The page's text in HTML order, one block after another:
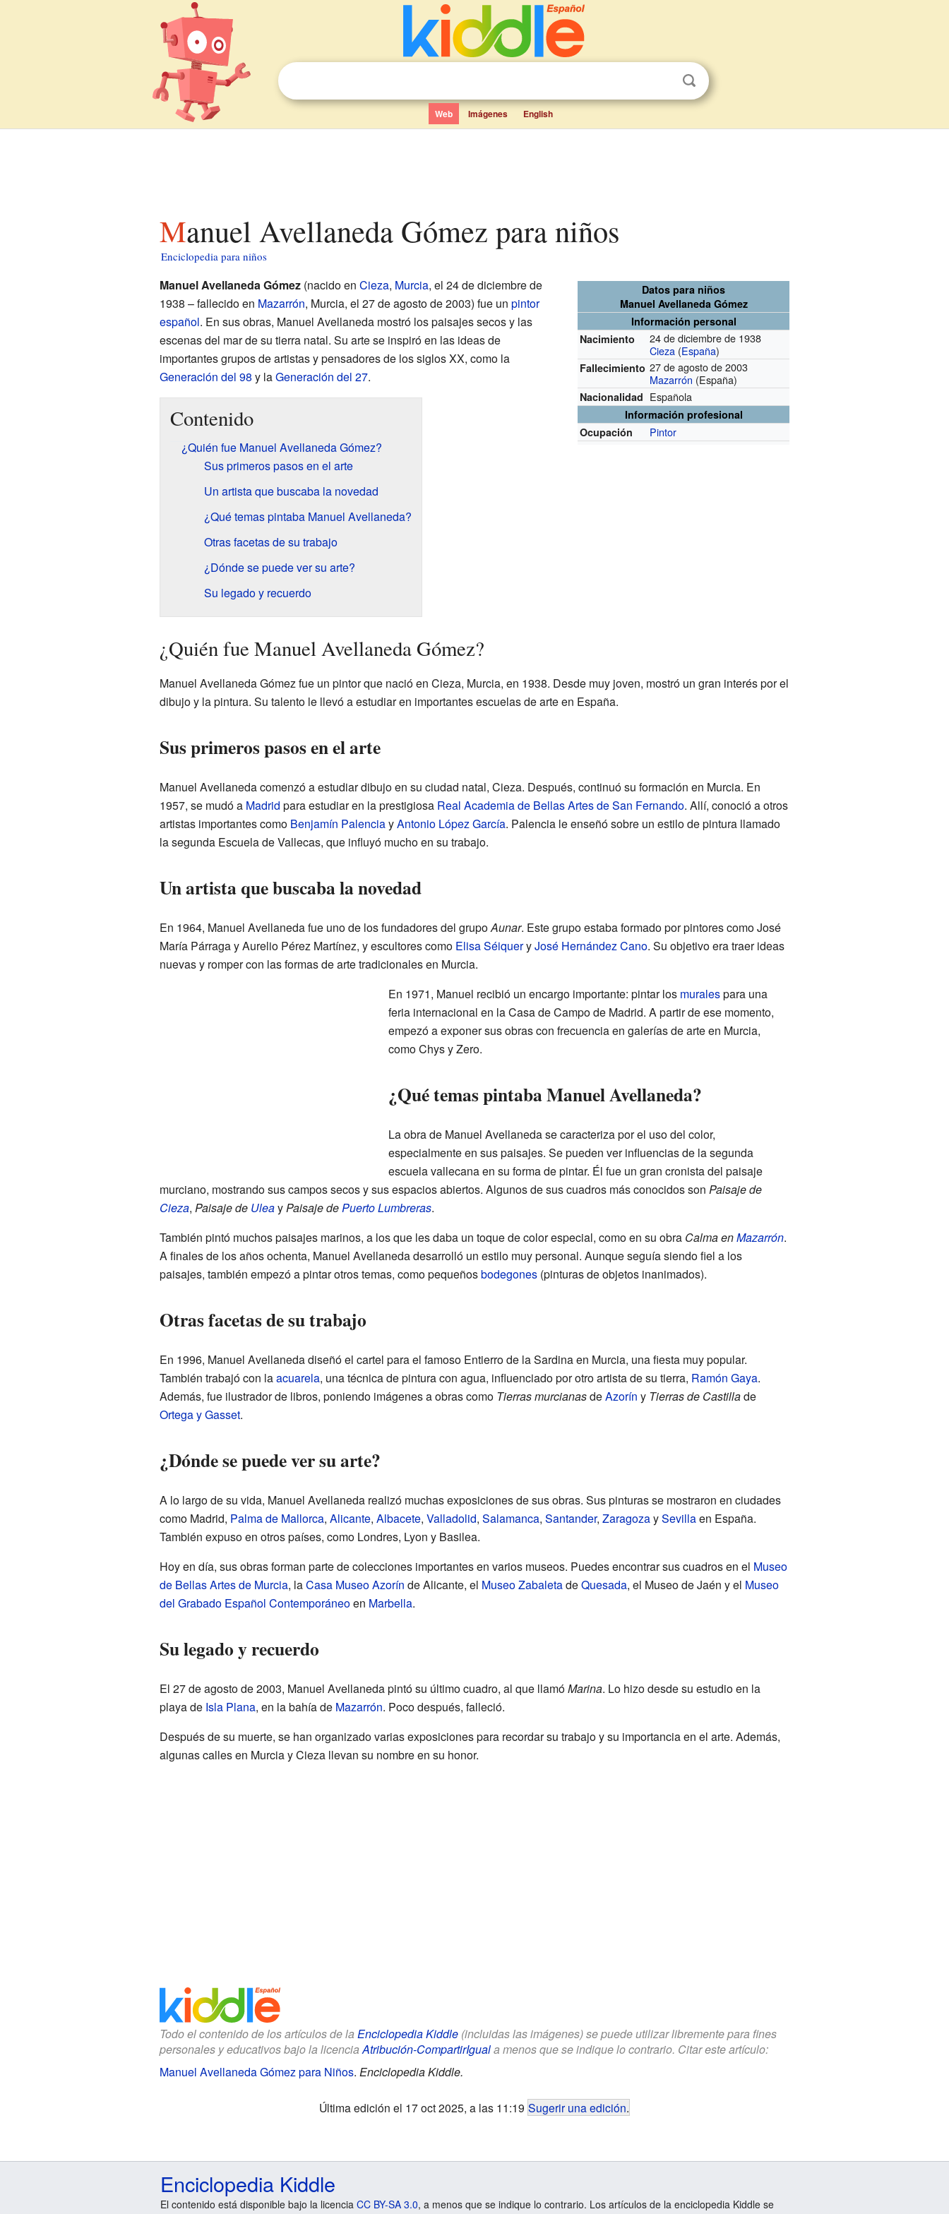
Web Imágenes English
Manuel Avellaneda Gómez para niños
Enciclopedia para niños
Datos para niños
Manuel Avellaneda Gómez
Información personal
Nacimiento
24 de diciembre de 1938
Cieza (España)
Fallecimiento 27 de agosto de 2003
Mazarrón (España)
Nacionalidad Española
Información profesional
Ocupación
Pintor
Manuel Avellaneda Gómez(nacido en Cieza, Murcia, el 24 de diciembre de
1938 – fallecido en Mazarrón, Murcia, el 27 de agosto de 2003) fue un pintor
español. En sus obras, Manuel Avellaneda mostró los paisajes secos y las
escenas del mar de su tierra natal. Su arte se inspiró en las ideas de
importantes grupos de artistas y pensadores de los siglos XX, como la
Generación del 98 y laGeneración del 27.
Contenido
¿Quién fue Manuel Avellaneda Gómez?
Sus primeros pasos en el arte
Un artista que buscaba la novedad
¿Qué temas pintaba Manuel Avellaneda?
Otras facetas de su trabajo
¿Dónde se puede ver su arte?
Su legado y recuerdo
¿Quién fue Manuel Avellaneda Gómez?
Manuel Avellaneda Gómez fue un pintor que nació en Cieza, Murcia, en 1938. Desde muy joven, mostró un gran interés por el
dibujo y la pintura. Su talento le llevó a estudiar en importantes escuelas de arte en España.
Sus primeros pasos en el arte
Manuel Avellaneda comenzó a estudiar dibujo en su ciudad natal, Cieza. Después, continuó su formación en Murcia. En
1957, se mudó a Madrid para estudiar en la prestigiosa Real Academia de Bellas Artes de San Fernando. Allí, conoció a otros
artistas importantes como Benjamín PalenciayAntonio López García. Palencia le enseñó sobre un estilo de pintura llamado
la segunda Escuela de Vallecas, que influyó mucho en su trabajo.
Un artista que buscaba la novedad
En 1964, Manuel Avellaneda fue uno de los fundadores del grupoAunar. Este grupo estaba formado por pintores como José
María Párraga y Aurelio Pérez Martínez, y escultores como Elisa SéiqueryJosé Hernández Cano. Su objetivo era traer ideas
nuevas y romper con las formas de arte tradicionales en Murcia.
En 1971, Manuel recibió un encargo importante: pintar los muralespara una
feria internacional en la Casa de Campo de Madrid. A partir de ese momento,
empezó a exponer sus obras con frecuencia en galerías de arte en Murcia,
como Chys y Zero.
¿Qué temas pintaba Manuel Avellaneda?
La obra de Manuel Avellaneda se caracteriza por el uso del color,
especialmente en sus paisajes. Se pueden ver influencias de la segunda
escuela vallecana en su forma de pintar. Él fue un gran cronista del paisaje
murciano, mostrando sus campos secos y sus espacios abiertos. Algunos de sus cuadros más conocidos son Paisaje de
Cieza, Paisaje de UleayPaisaje dePuerto Lumbreras.
También pintó muchos paisajes marinos, a los que les daba un toque de color especial, como en su obra Calma enMazarrón.
A finales de los años ochenta, Manuel Avellaneda desarrolló un estilo muy personal. Aunque seguía siendo fiel a los
paisajes, también empezó a pintar otros temas, como pequeñosbodegones(pinturas de objetos inanimados).
Otras facetas de su trabajo
En 1996, Manuel Avellaneda diseñó el cartel para el famoso Entierro de la Sardina en Murcia, una fiesta muy popular.
También trabajó con laacuarela, una técnica de pintura con agua, influenciado por otro artista de su tierra, Ramón Gaya.
Además, fue ilustrador de libros, poniendo imágenes a obras como Tierras murcianasdeAzorín y Tierras de Castillade
Ortega y Gasset.
¿Dónde se puede ver su arte?
A lo largo de su vida, Manuel Avellaneda realizó muchas exposiciones de sus obras. Sus pinturas se mostraron en ciudades
como Madrid, Palma de Mallorca, Alicante, Albacete, Valladolid, Salamanca, Santander, ZaragozaySevillaen España.
También expuso en otros países, como Londres, Lyon y Basilea.
Hoy en día, sus obras forman parte de colecciones importantes en varios museos. Puedes encontrar sus cuadros en el Museo
de Bellas Artes de Murcia, laCasa Museo Azorín de Alicante, el Museo ZabaletadeQuesada, el Museo de Jaén y el Museo
del Grabado Español Contemporáneoen Marbella.
Su legado y recuerdo
El 27 de agosto de 2003, Manuel Avellaneda pintó su último cuadro, al que llamóMarina. Lo hizo desde su estudio en la
playa de Isla Plana, en la bahía de Mazarrón. Poco después, falleció.
Después de su muerte, se han organizado varias exposiciones para recordar su trabajo y su importancia en el arte. Además,
algunas calles en Murcia y Cieza llevan su nombre en su honor.
Todo el contenido de los artículos de la Enciclopedia Kiddle(incluidas las imágenes) se puede utilizar libremente para fines
personales y educativos bajo la licenciaAtribución-CompartirIguala menos que se indique lo contrario. Citar este artículo:
Manuel Avellaneda Gómez para Niños. Enciclopedia Kiddle.
Última edición el 17 oct 2025, a las 11:19 Sugerir una edición.
Enciclopedia Kiddle
El contenido está disponible bajo la licencia CC BY-SA 3.0, a menos que se indique lo contrario. Los artículos de la enciclopedia Kiddle se